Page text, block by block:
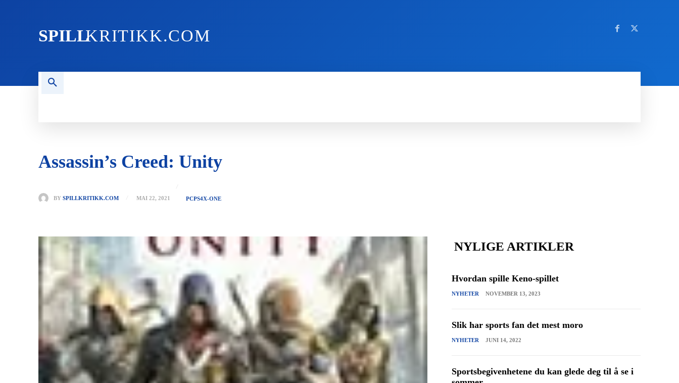
SPILLKRITIKK.COM
Assassin’s Creed: Unity
BY SPILLKRITIKK.COM MAI 22, 2021 PCPS4X-ONE
NYLIGE ARTIKLER
Hvordan spille Keno-spillet
NYHETER NOVEMBER 13, 2023
Slik har sports fan det mest moro
NYHETER JUNI 14, 2022
Sportsbegivenhetene du kan glede deg til å se i